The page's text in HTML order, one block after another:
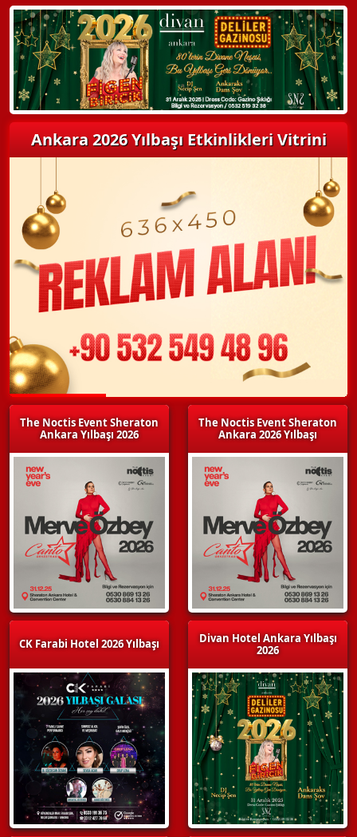
Ankara 2026 Yılbaşı Etkinlikleri Vitrini
The Noctis Event Sheraton
Ankara Yılbaşı 2026
CK Farabi Hotel 2026 Yılbaşı
The Noctis Event Sheraton
Ankara 2026 Yılbaşı
Divan Hotel Ankara Yılbaşı
2026